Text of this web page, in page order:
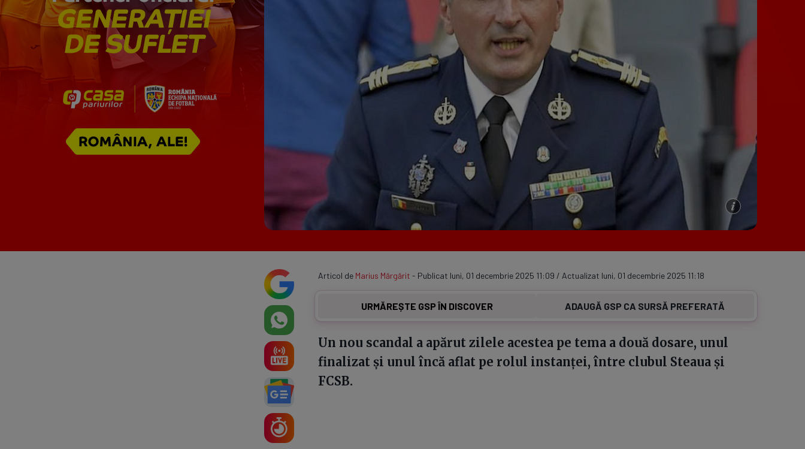
Serie A
Echipe Meciuri
Articol de Marius Mărgărit - Publicat luni, 01 decembrie 2025 11:09 / Actualizat luni, 01 decembrie 2025 11:18
URMĂREȘTE GSP ÎN DISCOVER ADAUGĂ GSP CA SURSĂ PREFERATĂ
Un nou scandal a apărut zilele acestea pe tema a două dosare, unul
finalizat și unul încă aflat pe rolul instanței, între clubul Steaua și
FCSB.